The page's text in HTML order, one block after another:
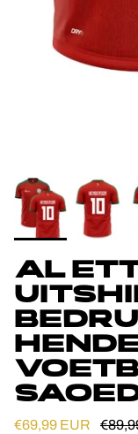
AL
Verkoopprijs
€69,99 EUR